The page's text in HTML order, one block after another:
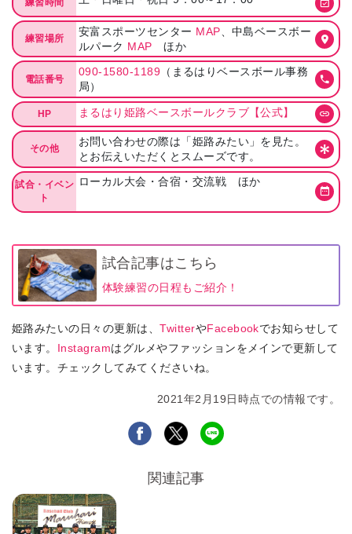
練習時間
練習場所
安富スポーツセンター MAP 、中島ベースボー
ルパーク MAP ほか
電話番号
090-1580-1189 （まるはりベースボール事務
局）
HP まるはり姫路ベースボールクラブ【公式】
その他
お問い合わせの際は「姫路みたい」を見た。
とお伝えいただくとスムーズです。
試合・イベン
ト
ローカル大会・合宿・交流戦 ほか
試合記事はこちら
体験練習の日程もご紹介！
姫路みたいの日々の更新は、TwitterやFacebookでお知らせして
います。 Instagramはグルメやファッションをメインで更新して
います。チェックしてみてくださいね。
2021年2月19日時点での情報です。
関連記事